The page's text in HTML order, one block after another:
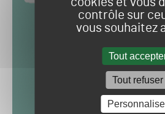
contrôle sur
vous souhaitez
Tout
Tout refuser